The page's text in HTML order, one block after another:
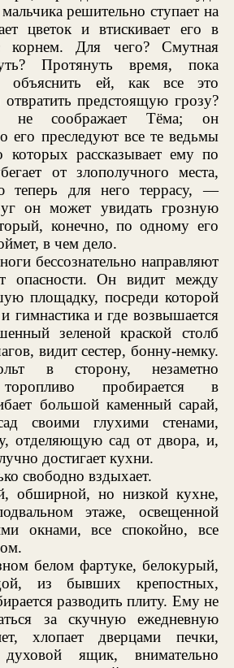
решительно ступает на
цветок и втискивает его в
Для чего? Смутная
Протянуть время, пока
объяснить ей, как все это
предстоящую грозу?
не соображает Тёма; он
его преследуют все те ведьмы
рассказывает ему по
от злополучного места,
теперь для него террасу, —
он может увидать грозную
конечно, по одному его
в чем дело.
бессознательно направляют
опасности. Он видит между
площадку, посреди которой
гимнастика и где возвышается
зеленой краской столб
видит сестер, бонну-немку.
в сторону, незаметно
пробирается в
большой каменный сарай,
своими глухими стенами,
отделяющую сад от двора, и,
достигает кухни.
свободно вздыхает.
обширной, но низкой кухне,
этаже, освещенной
окнами, все спокойно, все
белом фартуке, белокурый,
из бывших крепостных,
разводить плиту. Ему не
за скучную ежедневную
хлопает дверцами печки,
ящик, внимательно